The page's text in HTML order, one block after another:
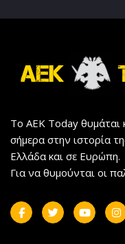
Το AEK Today θυμάται
σήμερα στην ιστορία
Ελλάδα και σε Ευρώπη.
Για να θυμούνται οι